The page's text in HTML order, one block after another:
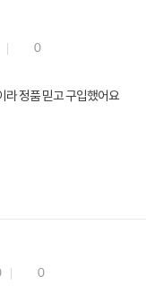
0
라 정품 믿고 구입했어요
0